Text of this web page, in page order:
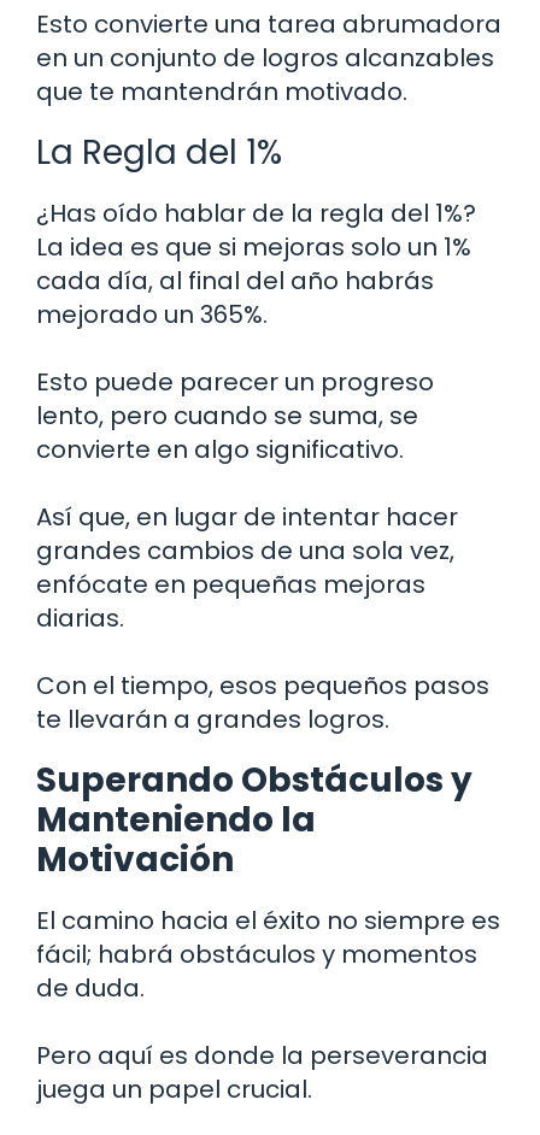
Esto convierte una tarea abrumadora
en un conjunto de logros alcanzables
que te mantendrán motivado.
La Regla del 1%
¿Has oído hablar de la regla del 1%?
La idea es que si mejoras solo un 1%
cada día, al final del año habrás
mejorado un 365%.
Esto puede parecer un progreso
lento, pero cuando se suma, se
convierte en algo significativo.
Así que, en lugar de intentar hacer
grandes cambios de una sola vez,
enfócate en pequeñas mejoras
diarias.
Con el tiempo, esos pequeños pasos
te llevarán a grandes logros.
Superando Obstáculos y
Manteniendo la
Motivación
El camino hacia el éxito no siempre es
fácil; habrá obstáculos y momentos
de duda.
Pero aquí es donde la perseverancia
juega un papel crucial.